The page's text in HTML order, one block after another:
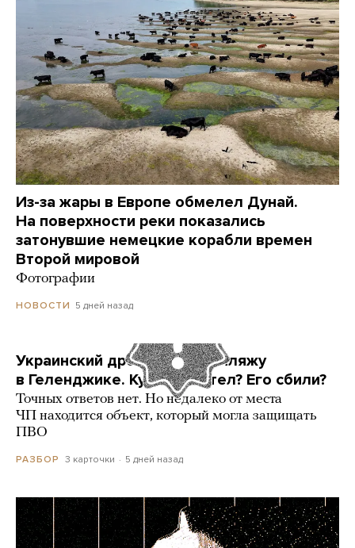
Из-за жары в Европе обмелел Дунай.
На поверхности реки показались
затонувшие немецкие корабли времен
Второй мировой
Фотографии
НОВОСТИ 5 дней назад
Украинский дрон попал по пляжу
в Геленджике. Куда он летел? Его сбили?
Точных ответов нет. Но недалеко от места
ЧП находится объект, который могла защищать
ПВО
РАЗБОР 3 карточки 5 дней назад